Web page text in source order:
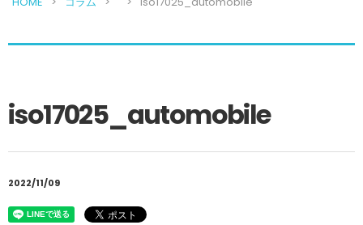
iso17025_automobile
2022/11/09